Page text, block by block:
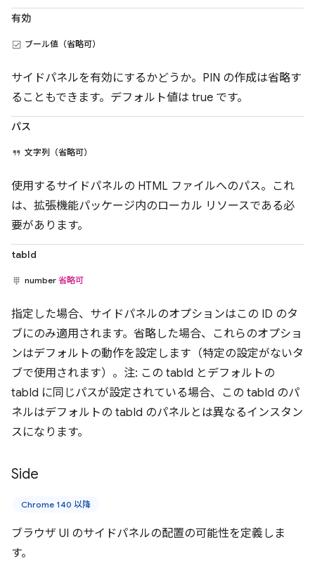
有効
ブール値（省略可）
サイドパネルを有効にするかどうか。PIN の作成は省略す
ることもできます。デフォルト値は true です。
パス
文字列（省略可）
使用するサイドパネルの HTML ファイルへのパス。これ
は、拡張機能パッケージ内のローカル リソースである必
要があります。
tabId
number 省略可
指定した場合、サイドパネルのオプションはこの ID のタ
ブにのみ適用されます。省略した場合、これらのオプショ
ンはデフォルトの動作を設定します（特定の設定がないタ
ブで使用されます）。注: この tabId とデフォルトの
tabId に同じパスが設定されている場合、この tabId のパ
ネルはデフォルトの tabId のパネルとは異なるインスタン
スになります。
Side
Chrome 140 以降
ブラウザ UI のサイドパネルの配置の可能性を定義しま
す。